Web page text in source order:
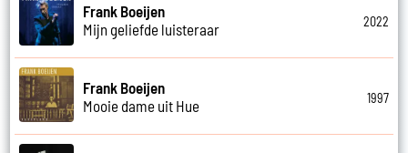
Frank Boeijen
Mijn geliefde luisteraar
2022
Frank Boeijen
Mooie dame uit Hue
1997